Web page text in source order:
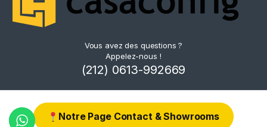
Vous avez des questions ?
Appelez-nous !
(212) 0613-992669
Notre Page Contact & Showrooms